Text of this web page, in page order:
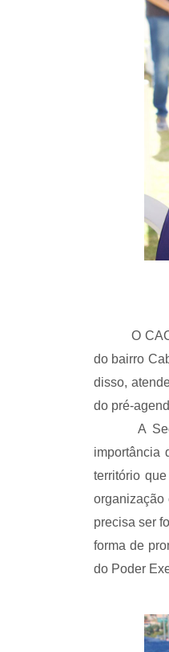
O
do bairro
disso,
do pré-
A
importância
território
organização
precisa ser
forma de
do Poder